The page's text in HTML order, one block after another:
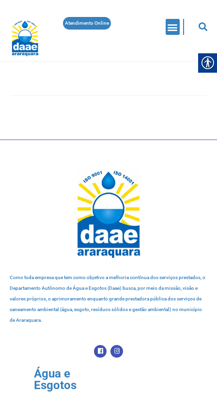
Atendimento Online
Como toda empresa que tem como objetivo a melhoria contínua dos serviços prestados, o
Departamento Autônomo de Água e Esgotos (Daae) busca, por meio da missão, visão e
valores próprios, o aprimoramento enquanto grande prestadora pública dos serviços de
saneamento ambiental (água, esgoto, resíduos sólidos e gestão ambiental) no município
de Araraquara.
Água e
Esgotos